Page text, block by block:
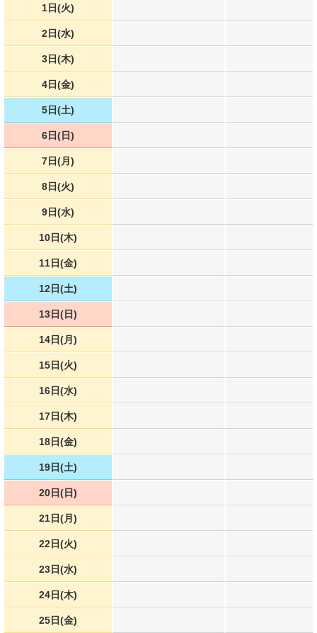
1日(火)
2日(水)
3日(木)
4日(金)
5日(土)
6日(日)
7日(月)
8日(火)
9日(水)
10日(木)
11日(金)
12日(土)
13日(日)
14日(月)
15日(火)
16日(水)
17日(木)
18日(金)
19日(土)
20日(日)
21日(月)
22日(火)
23日(水)
24日(木)
25日(金)